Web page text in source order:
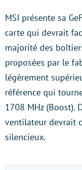
MSI présente sa
carte qui devrait
majorité des
proposées par le
légèrement
référence qui
1708 MHz (Boost).
ventilateur devrait
silencieux.